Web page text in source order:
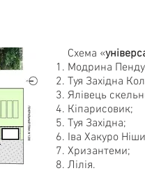
Схема «
Модрина
Туя Західна
Ялівець
Кіпарисовик;
Туя Західна;
Іва Хакуро
Хризантеми;
Лілія.